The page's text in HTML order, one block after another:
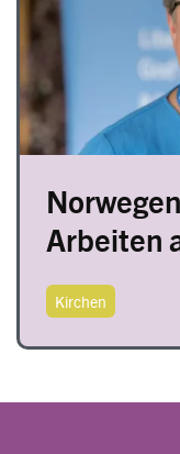
Arbeiten
Kirchen